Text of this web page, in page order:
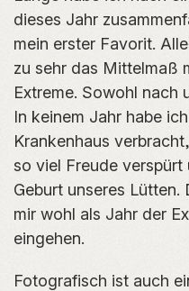
dieses Jahr
mein erster Favorit.
zu sehr das Mittelmaß
Extreme. Sowohl nach
In keinem Jahr habe
Krankenhaus
so viel Freude
Geburt unseres Lütten.
mir wohl als Jahr der
eingehen.
Fotografisch ist auch